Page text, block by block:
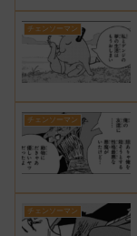
チェンソーマン
チェンソーマン
チェンソーマン